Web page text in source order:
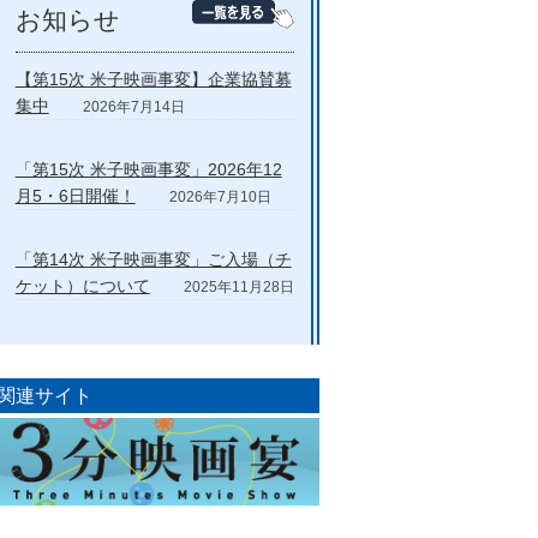
お知らせ
【第15次 米子映画事変】企業協賛募
集中
2026年7月14日
「第15次 米子映画事変」2026年12
月5・6日開催！
2026年7月10日
「第14次 米子映画事変」ご入場（チ
ケット）について
2025年11月28日
連サイト